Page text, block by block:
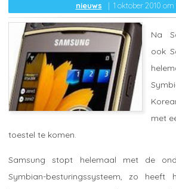
nieuws 1 oktober 2010 om
Na
ook
met
toestel te komen.
Samsung stopt helemaal met de
Symbian-besturingssysteem, zo heeft